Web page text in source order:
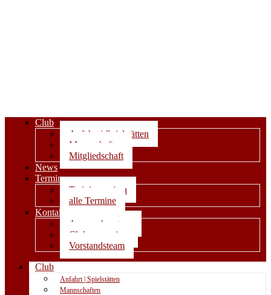
Club
Anfahrt | Spielstätten
Mannschaften
Mitgliedschaft
News
Termine
Trainingszeiten
alle Termine
Kontakt
Ansprechpartner
Clubwegweiser
Vorstandsteam
Club
Anfahrt | Spielstätten
Mannschaften